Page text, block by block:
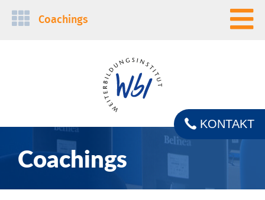
Navigation
Coachings
Coachings
KONTAKT